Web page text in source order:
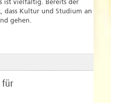
ist vielfältig. Bereits der
dass Kultur und Studium an
gehen.
für